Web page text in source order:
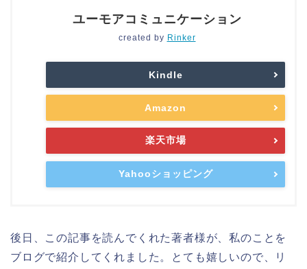
ユーモアコミュニケーション
created by Rinker
Kindle
Amazon
楽天市場
Yahooショッピング
後日、この記事を読んでくれた著者様が、私のことを
ブログで紹介してくれました。とても嬉しいので、リ